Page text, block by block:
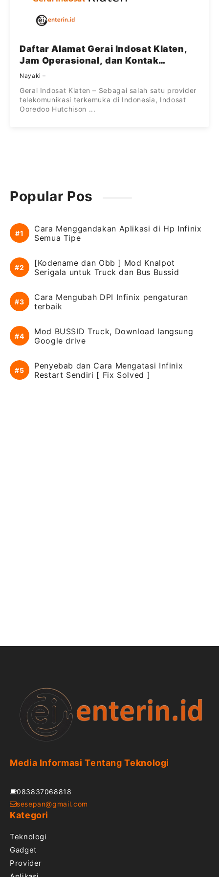
Daftar Alamat Gerai Indosat Klaten,
Jam Operasional, dan Kontak
Lengkap
Nayaki
Gerai Indosat Klaten – Sebagai salah satu provider
telekomunikasi terkemuka di Indonesia, Indosat
Ooredoo Hutchison ...
Popular Pos
Cara Menggandakan Aplikasi di Hp Infinix
Semua Tipe
[Kodename dan Obb ] Mod Knalpot
Serigala untuk Truck dan Bus Bussid
Cara Mengubah DPI Infinix pengaturan
terbaik
Mod BUSSID Truck, Download langsung
Google drive
Penyebab dan Cara Mengatasi Infinix
Restart Sendiri [ Fix Solved ]
Media Informasi Tentang Teknologi
083837068818
sesepan@gmail.com
Kategori
Teknologi
Gadget
Provider